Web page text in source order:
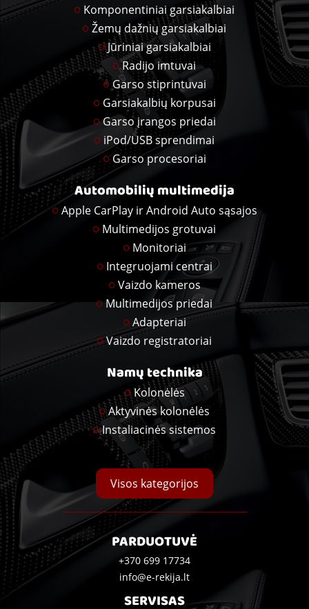
Komponentiniai garsiakalbiai
Žemų dažnių garsiakalbiai
Jūriniai garsiakalbiai
Radijo imtuvai
Garso stiprintuvai
Garsiakalbių korpusai
Garso įrangos priedai
iPod/USB sprendimai
Garso procesoriai
Automobilių multimedija
Apple CarPlay ir Android Auto sąsajos
Multimedijos grotuvai
Monitoriai
Integruojami centrai
Vaizdo kameros
Multimedijos priedai
Adapteriai
Vaizdo registratoriai
Namų technika
Kolonėlės
Aktyvinės kolonėlės
Instaliacinės sistemos
Visos kategorijos
PARDUOTUVĖ
+370 699 17734
info@e-rekija.lt
SERVISAS